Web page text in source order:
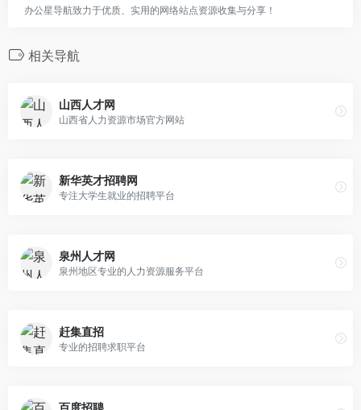
办公星导航致力于优质、实用的网络站点资源收集与分享！
相关导航
山西人才网
山西省人力资源市场官方网站
新华英才招聘网
专注大学生就业的招聘平台
泉州人才网
泉州地区专业的人力资源服务平台
赶集直招
专业的招聘求职平台
百度招聘